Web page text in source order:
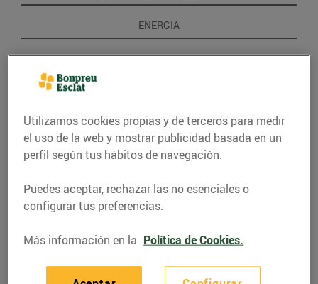
ENERGIA
GASTRONOMIA I TRADICIONS
Utilizamos cookies propias y de terceros para medir
el uso de la web y mostrar publicidad basada en un
perfil según tus hábitos de navegación.
Puedes aceptar, rechazar las no esenciales o
configurar tus preferencias.
Más información en la Política de Cookies.